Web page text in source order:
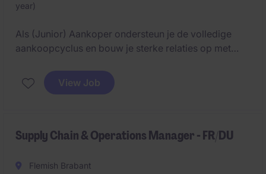
year)
Als (Junior) Aankoper ondersteun je de volledige
aankoopcyclus en bouw je sterke relaties op met
verantwoordelijkheid op te nemen en mee te werken
aan optimalisaties binnen aankoop en supply chain.
View Job
Supply Chain & Operations Manager - FR/DU
Flemish Brabant